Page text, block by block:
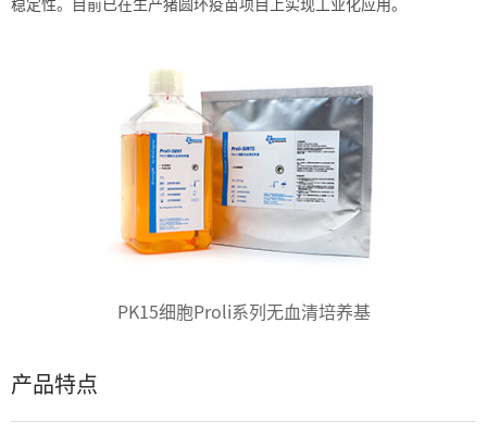
PK15细胞Proli系列无血清培养基
产品特点